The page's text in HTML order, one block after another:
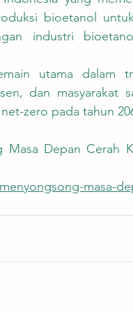
bioetanol
industri
dan masyarakat
zero pada tahun
Depan Cerah
masa-